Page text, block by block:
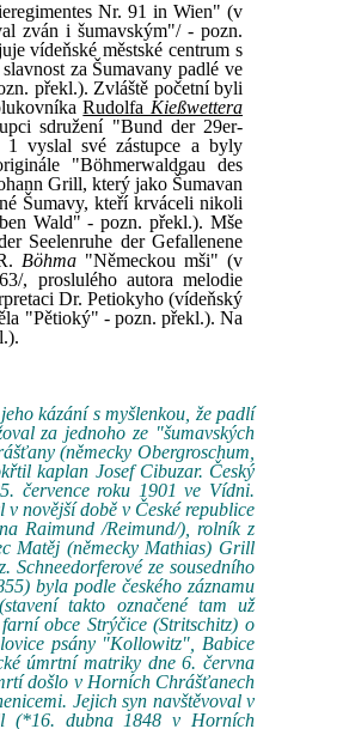
Nr. 91 in Wien" (v
zván i šumavským"/ - pozn.
vídeňské městské centrum s
za Šumavany padlé ve
překl.). Zvláště početní byli
Rudolfa Kießwettera
sdružení "Bund der 29er-
1 vyslal své zástupce a byly
"Böhmerwaldgau des
Grill, který jako Šumavan
Šumavy, kteří krváceli nikoli
Wald" - pozn. překl.). Mše
Seelenruhe der Gefallenene
Böhma"Německou mši" (v
, proslulého autora melodie
Dr. Petiokyho (vídeňský
"Pětioký" - pozn. překl.). Na
kázání s myšlenkou, že padlí
za jednoho ze "šumavských
(německy Obergroschum,
kaplan Josef Cibuzar. Český
července roku 1901 ve Vídni.
novější době v České republice
Raimund /Reimund/), rolník z
Matěj (německy Mathias) Grill
ze sousedního
byla podle českého záznamu
takto označené tam už
obce Strýčice (Stritschitz) o
psány "Kollowitz", Babice
úmrtní matriky dne 6. června
došlo v Horních Chrášťanech
Jejich syn navštěvoval v
(*16. dubna 1848 v Horních